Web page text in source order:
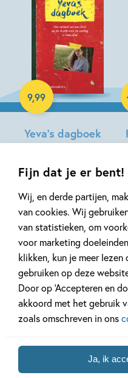
Fijn dat je er bent!
Wij, en derde partijen,
van cookies. Wij
van statistieken, om
voor marketing
klikken, kun je meer
gebruiken op deze
Door op ‘Accepteren en
akkoord met het gebruik
zoals omschreven in ons
Ja, ik
Yeva’s dagboek
Skaljetska
9,99
E-book
Artikelen
Werf
Interview